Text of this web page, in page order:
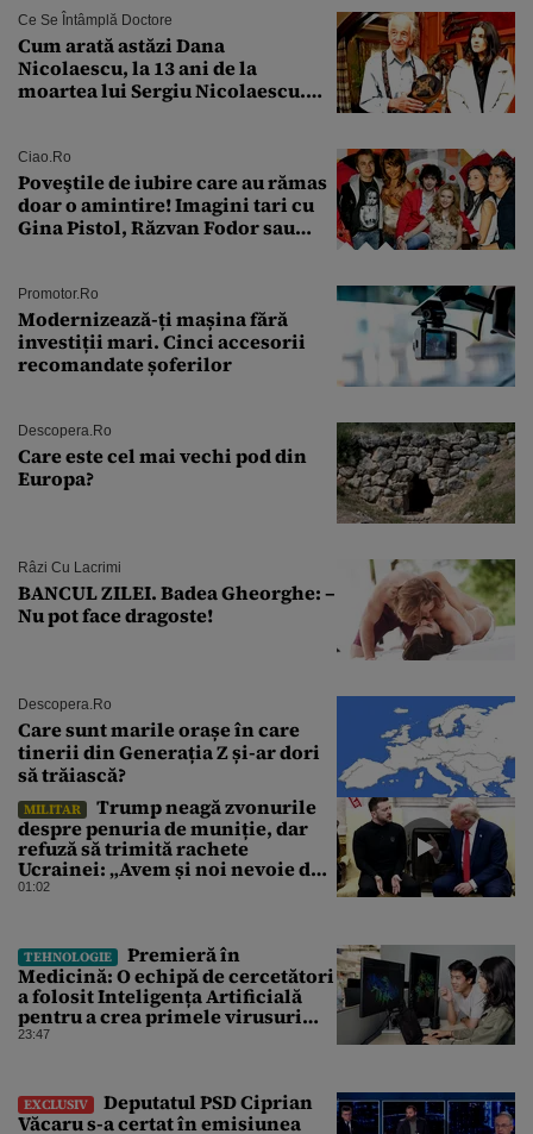
Ce Se Întâmplă Doctore
Cum arată astăzi Dana
Nicolaescu, la 13 ani de la
moartea lui Sergiu Nicolaescu.
Ciao.ro
Poveştile de iubire care au rămas
doar o amintire! Imagini tari cu
Gina Pistol, Răzvan Fodor sau
Promotor.ro
Modernizează-ți mașina fără
investiții mari. Cinci accesorii
recomandate șoferilor
Descopera.ro
Care este cel mai vechi pod din
Europa?
Râzi Cu Lacrimi
BANCUL ZILEI. Badea Gheorghe: –
Nu pot face dragoste!
Descopera.ro
Care sunt marile orașe în care
tinerii din Generația Z și-ar dori
să trăiască?
MILITAR
Trump neagă zvonurile
despre penuria de muniție, dar
refuză să trimită rachete
Ucrainei: „Avem și noi nevoie de
rachete”
01:02
TEHNOLOGIE
Premieră în
Medicină: O echipă de cercetători
a folosit Inteligența Artificială
pentru a crea primele virusuri
sintetice la tratarea de E.coli
23:47
EXCLUSIV
Deputatul PSD Ciprian
Văcaru s-a certat în emisiunea